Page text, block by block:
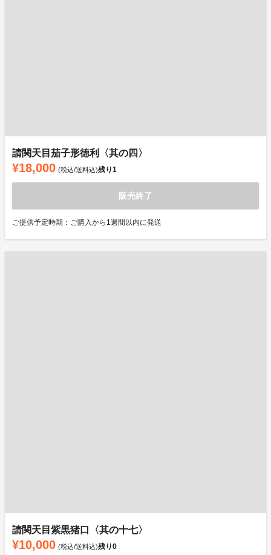
請関天目茄子形徳利〈其の四〉
¥18,000 (税込/送料込)残り1
販売終了
ご提供予定時期：ご購入から1週間以内に発送
請関天目紫黒猪口〈其の十七〉
¥10,000 (税込/送料込)残り0